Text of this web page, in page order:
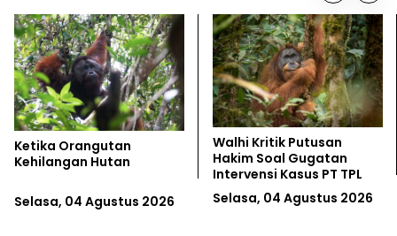
Kebun Kayu Datang,
Hutan Alam Sungai
Senin, 03 Agustus 2026
Nelayan Jawa Tengah
Minta Kepastian Wilayah
Tangkap Komunal